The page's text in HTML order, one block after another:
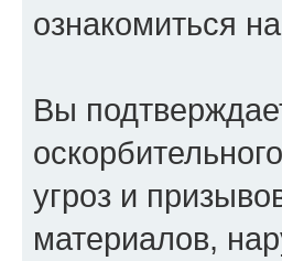
ознакомиться на
Вы
угроз и
материалов,